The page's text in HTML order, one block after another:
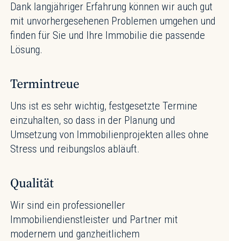
Dank langjähriger Erfahrung können wir auch gut
mit unvorhergesehenen Problemen umgehen und
finden für Sie und Ihre Immobilie die passende
Lösung.
Termintreue
Uns ist es sehr wichtig, festgesetzte Termine
einzuhalten, so dass in der Planung und
Umsetzung von Immobilienprojekten alles ohne
Stress und reibungslos abläuft.
Qualität
Wir sind ein professioneller
Immobiliendienstleister und Partner mit
modernem und ganzheitlichem